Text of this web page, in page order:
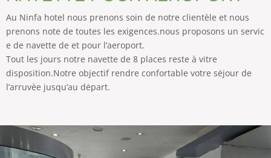
Au Ninfa hotel nous prenons soin de notre clientèle et nous
prenons note de toutes les exigences.nous proposons un servic
e de navette de et pour l’aeroport.
Tout les jours notre navette de 8 places reste à vitre
disposition.Notre objectif rendre confortable votre sėjour de
l’arruvèe jusqu’au dėpart.